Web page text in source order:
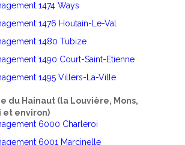
1474 Ways
1476 Houtain-Le-Val
1480 Tubize
1490 Court-Saint-Etienne
1495 Villers-La-Ville
du Hainaut (la Louvière, Mons,
et environ)
6000 Charleroi
6001 Marcinelle